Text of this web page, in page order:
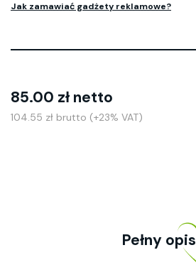
Jak zamawiać gadżety reklamowe?
85.00 zł netto
104.55 zł brutto (+23% VAT)
Pełny opis